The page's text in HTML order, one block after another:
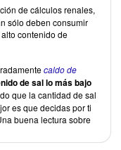
de cálculos renales,
sólo deben consumir
contenido de
caldo de
de sal lo más bajo
que la cantidad de sal
es que decidas por ti
buena lectura sobre